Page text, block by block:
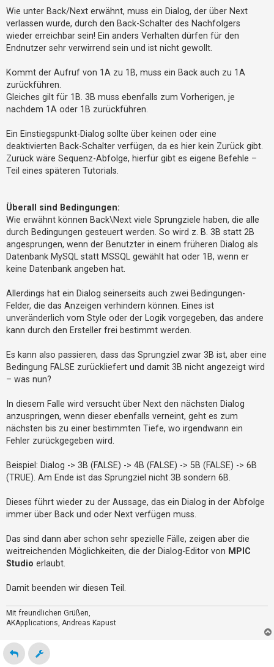
Wie unter Back/Next erwähnt, muss ein Dialog, der über Next
verlassen wurde, durch den Back-Schalter des Nachfolgers
wieder erreichbar sein! Ein anders Verhalten dürfen für den
Endnutzer sehr verwirrend sein und ist nicht gewollt.
Kommt der Aufruf von 1A zu 1B, muss ein Back auch zu 1A
zurückführen.
Gleiches gilt für 1B. 3B muss ebenfalls zum Vorherigen, je
nachdem 1A oder 1B zurückführen.
Ein Einstiegspunkt-Dialog sollte über keinen oder eine
deaktivierten Back-Schalter verfügen, da es hier kein Zurück gibt.
Zurück wäre Sequenz-Abfolge, hierfür gibt es eigene Befehle –
Teil eines späteren Tutorials.
Überall sind Bedingungen:
Wie erwähnt können Back\Next viele Sprungziele haben, die alle
durch Bedingungen gesteuert werden. So wird z. B. 3B statt 2B
angesprungen, wenn der Benutzter in einem früheren Dialog als
Datenbank MySQL statt MSSQL gewählt hat oder 1B, wenn er
keine Datenbank angeben hat.
Allerdings hat ein Dialog seinerseits auch zwei Bedingungen-
Felder, die das Anzeigen verhindern können. Eines ist
unveränderlich vom Style oder der Logik vorgegeben, das andere
kann durch den Ersteller frei bestimmt werden.
Es kann also passieren, dass das Sprungziel zwar 3B ist, aber eine
Bedingung FALSE zurückliefert und damit 3B nicht angezeigt wird
– was nun?
In diesem Falle wird versucht über Next den nächsten Dialog
anzuspringen, wenn dieser ebenfalls verneint, geht es zum
nächsten bis zu einer bestimmten Tiefe, wo irgendwann ein
Fehler zurückgegeben wird.
Beispiel: Dialog -> 3B (FALSE) -> 4B (FALSE) -> 5B (FALSE) -> 6B
(TRUE). Am Ende ist das Sprungziel nicht 3B sondern 6B.
Dieses führt wieder zu der Aussage, das ein Dialog in der Abfolge
immer über Back und oder Next verfügen muss.
Das sind dann aber schon sehr spezielle Fälle, zeigen aber die
weitreichenden Möglichkeiten, die der Dialog-Editor von MPIC
Studio erlaubt.
Damit beenden wir diesen Teil.
Mit freundlichen Grüßen,
AKApplications, Andreas Kapust